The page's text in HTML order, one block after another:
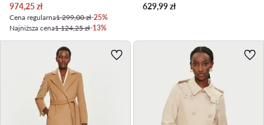
Aktualna cena
974,25zł
Cena regularna1 299,00 zł-25%
Najniższa cena1 124,25 zł-13%
629,99zł